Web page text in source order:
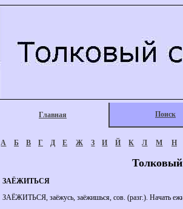
Главная Поиск
А Б В Г Д Е Ж З И Й К Л М Н
ЗАЁЖИТЬСЯ
ЗАЁЖИТЬСЯ, заёжусь, заёжишься, сов. (разг.). Начать